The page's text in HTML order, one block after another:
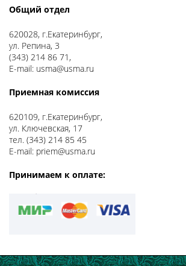
Общий отдел
620028, г.Екатеринбург,
ул. Репина, 3
(343) 214 86 71,
E-mail: usma@usma.ru
Приемная комиссия
620109, г.Екатеринбург,
ул. Ключевская, 17
тел. (343) 214 85 45
E-mail: priem@usma.ru
Принимаем к оплате: